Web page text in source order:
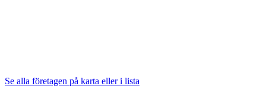
Se alla företagen på karta eller i lista